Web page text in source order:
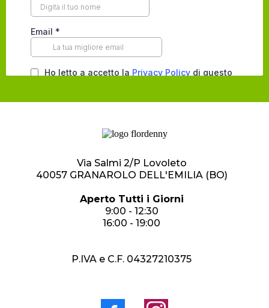
Via Salmi 2/P Lovoleto
40057 GRANAROLO DELL'EMILIA (BO)
Aperto Tutti i Giorni
9:00 - 12:30
16:00 - 19:00
P.IVA e C.F. 04327210375